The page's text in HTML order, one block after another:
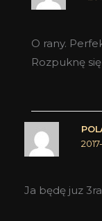
O rany.
Rozpuknę
Ja będę juz